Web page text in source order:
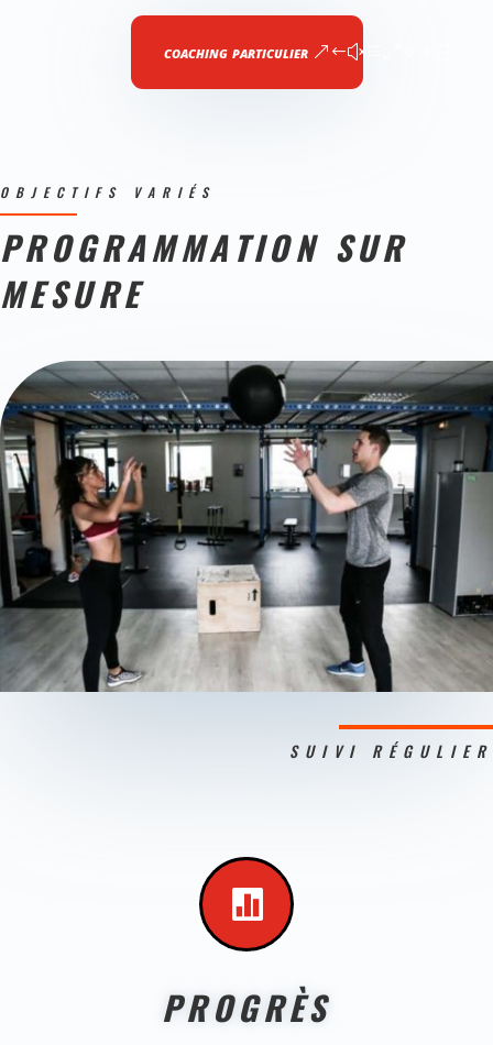
coaching particulier
OBJECTIFS VARIÉS
PROGRAMMATION SUR
MESURE
SUIVI RÉGULIER

PROGRÈS